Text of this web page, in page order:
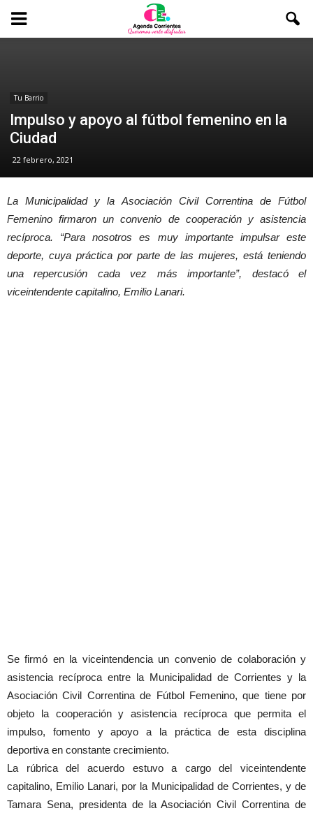
Tu Barrio
Impulso y apoyo al fútbol femenino en la
Ciudad
22 febrero, 2021
La Municipalidad y la Asociación Civil Correntina de Fútbol
Femenino firmaron un convenio de cooperación y asistencia
recíproca. “Para nosotros es muy importante impulsar este
deporte, cuya práctica por parte de las mujeres, está teniendo
una repercusión cada vez más importante”, destacó el
viceintendente capitalino, Emilio Lanari.
Se firmó en la viceintendencia un convenio de colaboración y
asistencia recíproca entre la Municipalidad de Corrientes y la
Asociación Civil Correntina de Fútbol Femenino, que tiene por
objeto la cooperación y asistencia recíproca que permita el
impulso, fomento y apoyo a la práctica de esta disciplina
deportiva en constante crecimiento.
La rúbrica del acuerdo estuvo a cargo del viceintendente
capitalino, Emilio Lanari, por la Municipalidad de Corrientes, y de
Tamara Sena, presidenta de la Asociación Civil Correntina de